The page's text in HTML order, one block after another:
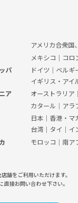
アメリカ合衆国
メキシコ ｜ コロ
パ
ドイツ ｜ ベルギ
イギリス・アイ
ア
オーストラリア ｜
カタール ｜ アラ
日本｜ 香港・マ
台湾｜ タイ ｜ イ
モロッコ ｜ 南ア
舗をご利用いただけます。
直接お問い合わせ下さい。